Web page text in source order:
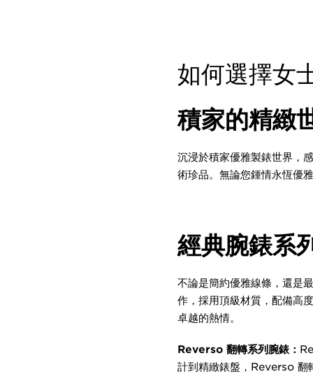
如何選擇女
積家的精緻
沉浸於積家優雅製錶世界，
術珍品。無論您鍾情永恆優
經典腕錶系
不論是簡約優雅線條，還是
作，採用頂級材質，配備高
卓越的熱情。
Reverso 翻轉系列腕錶：
計到精緻錶盤，Reverso 翻